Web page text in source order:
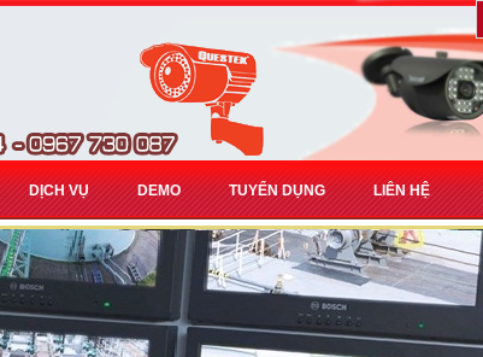
DỊCH VỤ DEMO TUYỂN DỤNG LIÊN HỆ